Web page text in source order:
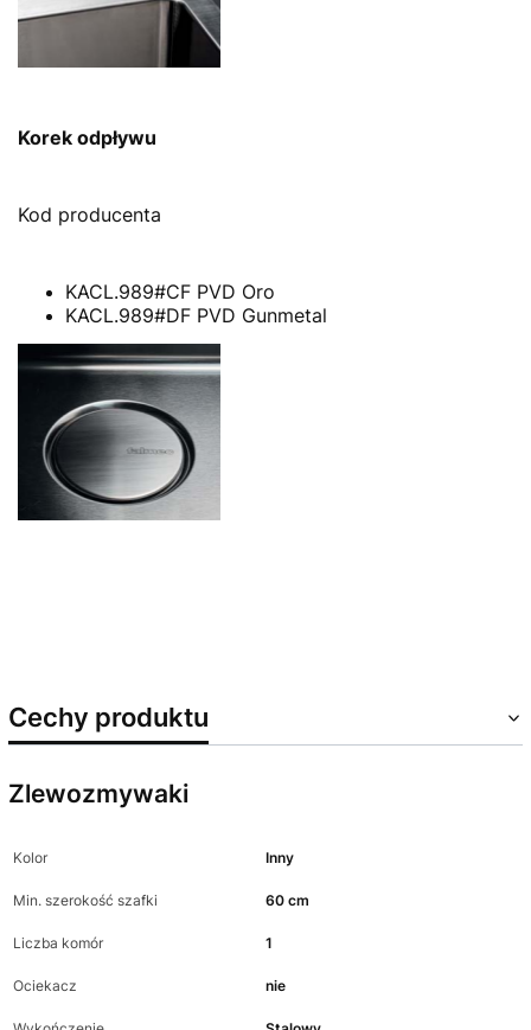
Korek odpływu
Kod producenta
KACL.989#CF PVD Oro
KACL.989#DF PVD Gunmetal
Cechy produktu
Zlewozmywaki
Kolor Inny
Min. szerokość szafki 60 cm
Liczba komór 1
Ociekacz nie